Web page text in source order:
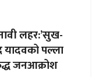
लहर:’सुख-
यादवको पल्ला
जनआक्रोश